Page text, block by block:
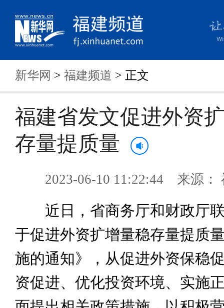
新华网 > 福建频道 > 正文
福建省发文促进外资
存量提质量
2023-06-10 11:22:44 来源：
近日，省商务厅和财政厅联
于促进外资扩增量稳存量提质
施的通知》，从促进外资保稳
资促进、优化投资环境、实施